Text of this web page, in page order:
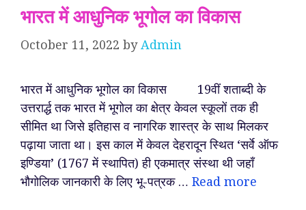
भारत में आधुनिक भूगोल का विकास
October 11, 2022 byAdmin
भारत में आधुनिक भूगोल का विकास 19वीं शताब्दी के
उत्तरार्द्ध तक भारत में भूगोल का क्षेत्र केवल स्कूलों तक ही
सीमित था जिसे इतिहास व नागरिक शास्त्र के साथ मिलकर
पढ़ाया जाता था। इस काल में केवल देहरादून स्थित ‘सर्वे ऑफ
इण्डिया’ (1767 में स्थापित) ही एकमात्र संस्था थी जहाँ
भौगोलिक जानकारी के लिए भू-पत्रक … Read more